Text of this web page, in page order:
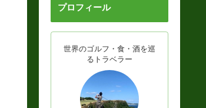
プロフィール
世界のゴルフ・食・酒を巡
るトラベラー